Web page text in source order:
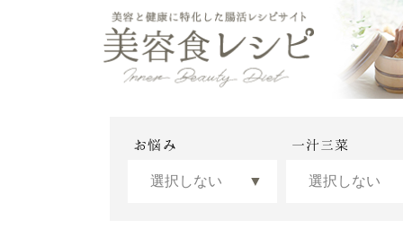
お悩み 一汁三菜